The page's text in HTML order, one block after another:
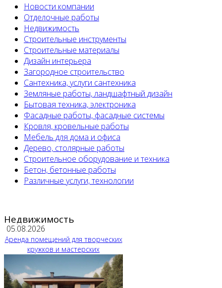
Новости компании
Отделочные работы
Недвижимость
Строительные инструменты
Строительные материалы
Дизайн интерьера
Загородное строительство
Сантехника, услуги сантехника
Земляные работы, ландшафтный дизайн
Бытовая техника, электроника
Фасадные работы, фасадные системы
Кровля, кровельные работы
Мебель для дома и офиса
Дерево, столярные работы
Строительное оборудование и техника
Бетон, бетонные работы
Различные услуги, технологии
Недвижимость
05.08.2026
Аренда помещений для творческих
кружков и мастерских